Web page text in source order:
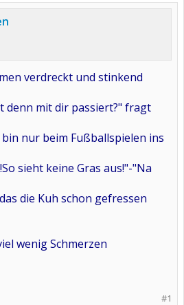
verdreckt und stinkend
denn mit dir passiert?" fragt
nur beim Fußballspielen ins
sieht keine Gras aus!"-"Na
die Kuh schon gefressen
wenig Schmerzen
#1